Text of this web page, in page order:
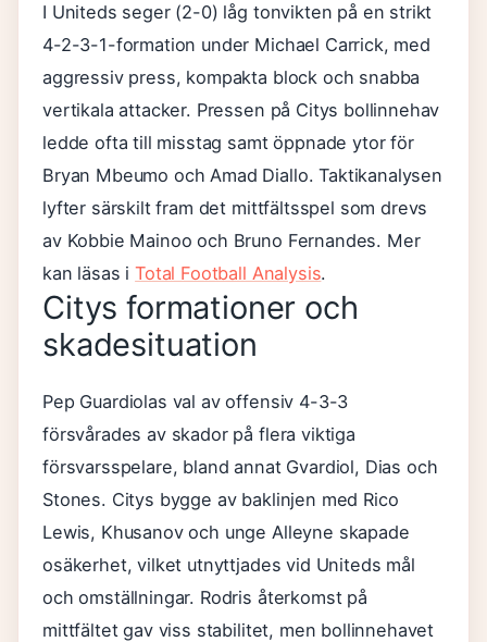
I Uniteds seger (2-0) låg tonvikten på en strikt
4-2-3-1-formation under Michael Carrick, med
aggressiv press, kompakta block och snabba
vertikala attacker. Pressen på Citys bollinnehav
ledde ofta till misstag samt öppnade ytor för
Bryan Mbeumo och Amad Diallo. Taktikanalysen
lyfter särskilt fram det mittfältsspel som drevs
av Kobbie Mainoo och Bruno Fernandes. Mer
kan läsas iTotal Football Analysis.
Citys formationer och
skadesituation
Pep Guardiolas val av offensiv 4-3-3
försvårades av skador på flera viktiga
försvarsspelare, bland annat Gvardiol, Dias och
Stones. Citys bygge av baklinjen med Rico
Lewis, Khusanov och unge Alleyne skapade
osäkerhet, vilket utnyttjades vid Uniteds mål
och omställningar. Rodris återkomst på
mittfältet gav viss stabilitet, men bollinnehavet